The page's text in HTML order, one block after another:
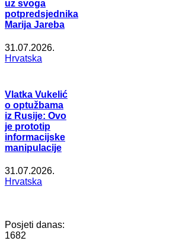
uz svoga
potpredsjednika
Marija Jareba
31.07.2026.
Hrvatska
Vlatka Vukelić
o optužbama
iz Rusije: Ovo
je prototip
informacijske
manipulacije
31.07.2026.
Hrvatska
Posjeti danas:
1682